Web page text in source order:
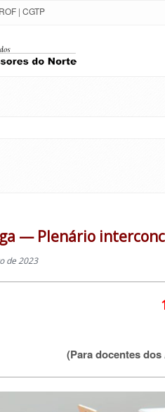
| CGTP
— Plenário
de 2023
(Para docentes